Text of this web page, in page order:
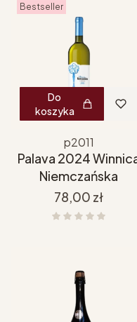
Bestseller
Do
koszyka
p2011
Palava 2024
Niemczańska
Cena
78,00 zł